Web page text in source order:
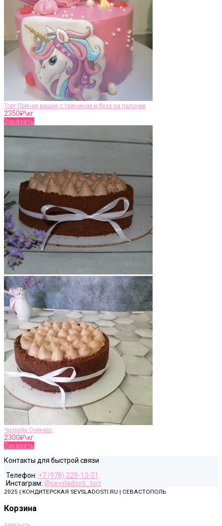
Торт Пряная вишня с пряником и безе на палочке
2350₽\кг
Заказать
Чизкейк Сникерс
2300₽\кг
Заказать
Контакты для быстрой связи
Телефон: +7 (978) 229-13-51
Инстаграм: @sevsladosti_tort
2025 | КОНДИТЕРСКАЯ SEVSLADOSTI.RU | СЕВАСТОПОЛЬ
Корзина